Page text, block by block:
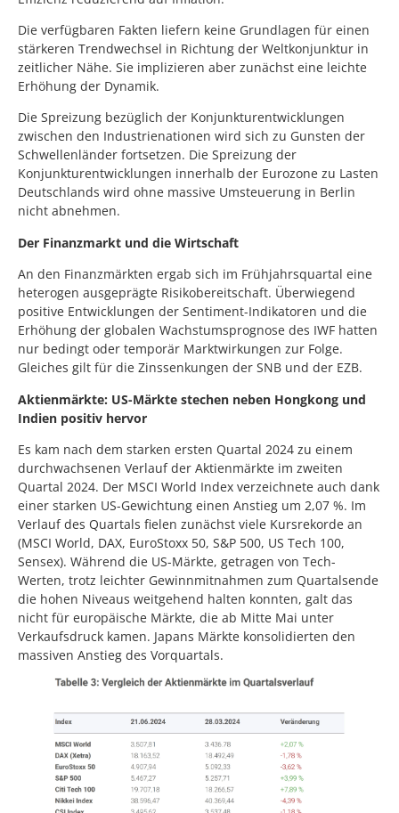
Die verfügbaren Fakten liefern keine Grundlagen für einen
stärkeren Trendwechsel in Richtung der Weltkonjunktur in
zeitlicher Nähe. Sie implizieren aber zunächst eine leichte
Erhöhung der Dynamik.
Die Spreizung bezüglich der Konjunkturentwicklungen
zwischen den Industrienationen wird sich zu Gunsten der
Schwellenländer fortsetzen. Die Spreizung der
Konjunkturentwicklungen innerhalb der Eurozone zu Lasten
Deutschlands wird ohne massive Umsteuerung in Berlin
nicht abnehmen.
Der Finanzmarkt und die Wirtschaft
An den Finanzmärkten ergab sich im Frühjahrsquartal eine
heterogen ausgeprägte Risikobereitschaft. Überwiegend
positive Entwicklungen der Sentiment-Indikatoren und die
Erhöhung der globalen Wachstumsprognose des IWF hatten
nur bedingt oder temporär Marktwirkungen zur Folge.
Gleiches gilt für die Zinssenkungen der SNB und der EZB.
Aktienmärkte: US-Märkte stechen neben Hongkong und
Indien positiv hervor
Es kam nach dem starken ersten Quartal 2024 zu einem
durchwachsenen Verlauf der Aktienmärkte im zweiten
Quartal 2024. Der MSCI World Index verzeichnete auch dank
einer starken US-Gewichtung einen Anstieg um 2,07 %. Im
Verlauf des Quartals fielen zunächst viele Kursrekorde an
(MSCI World, DAX, EuroStoxx 50, S&P 500, US Tech 100,
Sensex). Während die US-Märkte, getragen von Tech-
Werten, trotz leichter Gewinnmitnahmen zum Quartalsende
die hohen Niveaus weitgehend halten konnten, galt das
nicht für europäische Märkte, die ab Mitte Mai unter
Verkaufsdruck kamen. Japans Märkte konsolidierten den
massiven Anstieg des Vorquartals.